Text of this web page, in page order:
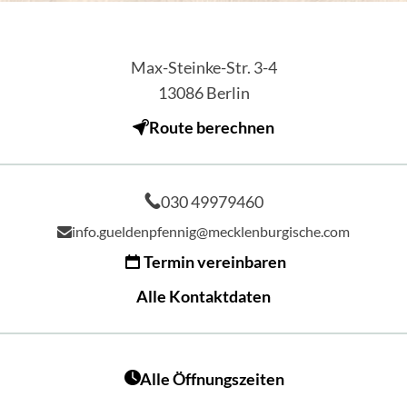
Max-Steinke-Str. 3-4
13086 Berlin
Route berechnen
030 49979460
info.gueldenpfennig@mecklenburgische.com
Termin vereinbaren
Alle Kontaktdaten
Alle Öffnungszeiten